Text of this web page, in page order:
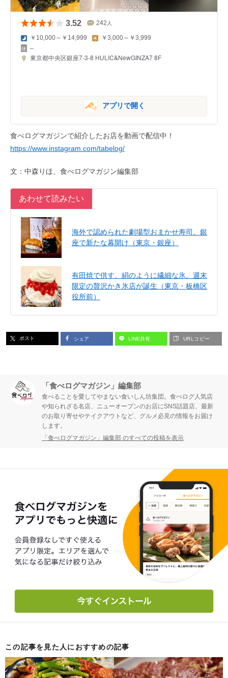
3.52 242 人
￥10,000～￥14,999 ￥3,000～￥3,999
–
東京都中央区銀座7-3-8 HULIC&NewGINZA7 8F
アプリで開く
食べログマガジンで紹介したお店を動画で配信中！
https://www.instagram.com/tabelog/
文：中森りほ、食べログマガジン編集部
あわせて読みたい
海外で認められた劇場型おまかせ寿司。銀
座で新たな幕開け（東京・銀座）
有田焼で供す、絹のように繊細な氷。週末
限定の贅沢かき氷店が誕生（東京・板橋区
役所前）
ポスト シェア LINE共有 URLコピー
「食べログマガジン」編集部
食べることを愛してやまない食いしん坊集団。食べログ人気店
や知られざる名店、ニューオープンのお店にSNS話題店、最新
のお取り寄せやテイクアウトなど、グルメ必見の情報をお届け
します。
「食べログマガジン」編集部 のすべての投稿を表示
この記事を見た人におすすめの記事